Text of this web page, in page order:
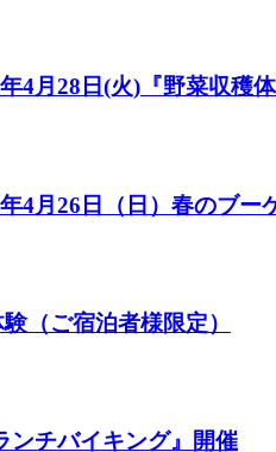
4月28日(火)『野菜収穫
4月26日（日）春のブー
（ご宿泊者様限定）
ンチバイキング』開催